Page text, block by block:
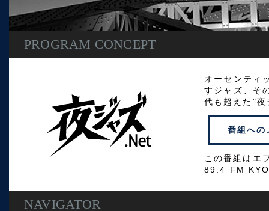
PROGRAM CONCEPT
オーセンティ
すジャズ、そ
代も超えた"夜
番組への
この番組はエ
89.4 FM
NAVIGATOR